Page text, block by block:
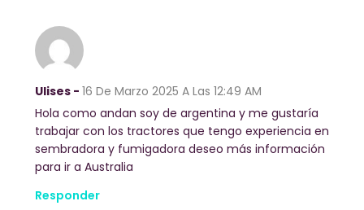
Ulises - 16 De Marzo 2025 A Las 12:49 AM
Hola como andan soy de argentina y me gustaría
trabajar con los tractores que tengo experiencia en
sembradora y fumigadora deseo más información
para ir a Australia
Responder